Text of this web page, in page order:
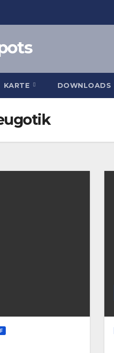
KARTE DOWNLOADS